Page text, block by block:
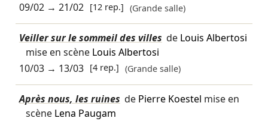
09/02→ 21/02 [12 rep.] (Grande salle)
Veiller sur le sommeil des villes de Louis Albertosi
mise en scène Louis Albertosi
10/03→ 13/03 [4 rep.] (Grande salle)
Après nous, les ruines de Pierre Koestel mise en
scène Lena Paugam